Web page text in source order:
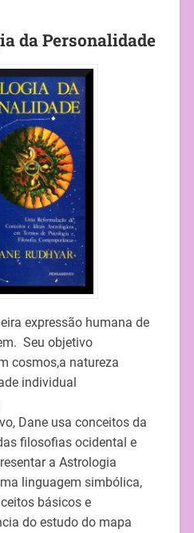
da Personalidade
expressão humana de
Seu objetivo
cosmos,a natureza
individual
Dane usa conceitos da
filosofias ocidental e
a Astrologia
linguagem simbólica,
básicos e
do estudo do mapa